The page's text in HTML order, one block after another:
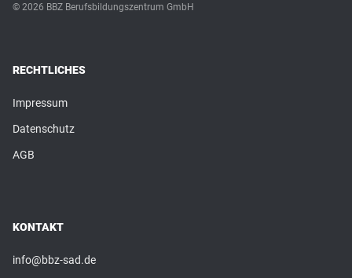
© 2026 BBZ Berufsbildungszentrum GmbH
RECHTLICHES
Impressum
Datenschutz
AGB
KONTAKT
info@bbz-sad.de